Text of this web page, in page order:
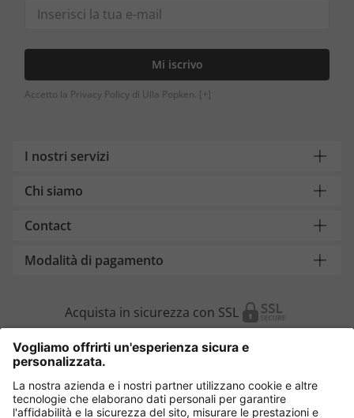
Mi iscrivo
Accetto la Privacy Policy di Ulla Popken. [+]
I nostri servizi
Chi siamo
Contact
Modalità di pagamento
Acquista in sicurezza con SSL
Cambia Paese
Italia